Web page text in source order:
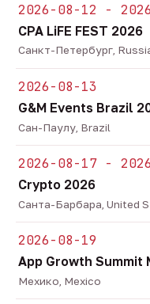
2026-08-12 -
CPA LiFE FEST 2026
Санкт-Петербург,
2026-08-13
G&M Events Brazil
Сан-Паулу, Brazil
2026-08-17 -
Crypto 2026
Санта-Барбара, United
2026-08-19
App Growth Summit
Мехико, Mexico